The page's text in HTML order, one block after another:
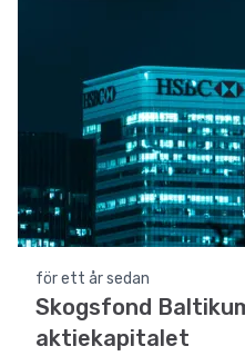
för ett år sedan
Skogsfond
aktiekapitalet